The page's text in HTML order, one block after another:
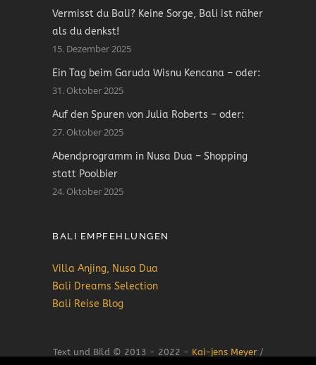
Vermisst du Bali? Keine Sorge, Bali ist näher
als du denkst!
15. Dezember 2025
Ein Tag beim Garuda Wisnu Kencana – oder:
31. Oktober 2025
Auf den Spuren von Julia Roberts – oder:
27. Oktober 2025
Abendprogramm in Nusa Dua – Shopping
statt Poolbier
24. Oktober 2025
BALI EMPFEHLUNGEN
Villa Anjing, Nusa Dua
Bali Dreams Selection
Bali Reise Blog
Text und Bild © 2013 - 2022 - Kai-jens Meyer/